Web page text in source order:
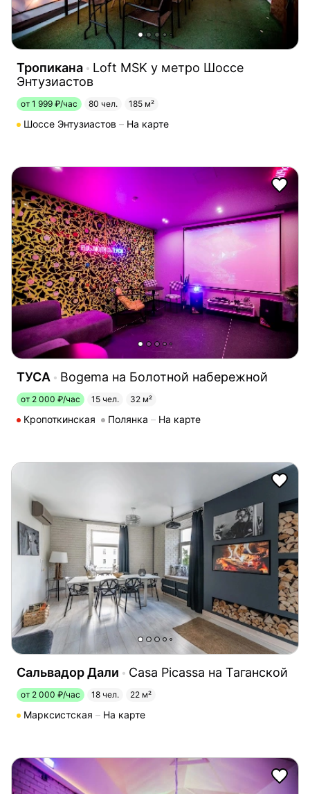
Тропикана
Loft MSK у метро Шоссе
Энтузиастов
от 1 999 ₽/час 80 чел. 185 м²
Шоссе Энтузиастов На карте
ТУСА Bogema на Болотной набережной
от 2 000 ₽/час 15 чел. 32 м²
Кропоткинская Полянка На карте
Сальвадор Дали Casa Picassa на Таганской
от 2 000 ₽/час 18 чел. 22 м²
Марксистская На карте